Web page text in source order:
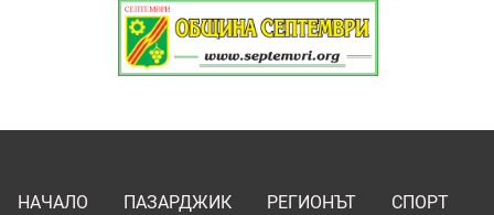
НАЧАЛО ПАЗАРДЖИК РЕГИОНЪТ
СПОРТ